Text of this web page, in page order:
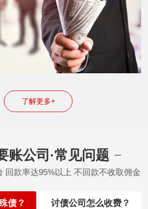
了解更多+
账公司·常见问题
回款率达95%以上 不回款不收取佣金
债？ 讨债公司怎么收费？